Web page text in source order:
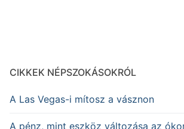
CIKKEK NÉPSZOKÁSOKRÓL
A Las Vegas-i mítosz a vásznon
A pénz, mint eszköz változása az